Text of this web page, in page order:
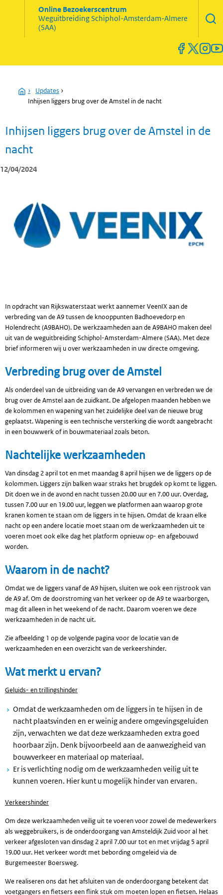
Online Bezoekerscentrum
WeguitbreidingSchiphol-Amsterdam-Almere
(SAA)
Home
› Updates ›
Inhijsen liggers brug over de Amstel in de nacht
Inhijsen liggers brug over de Amstel in de
nacht
12/04/2024
In opdracht van Rijkswaterstaat werkt aannemer VeenIX aan de
verbreding van de A9 tussen de knooppunten Badhoevedorp en
Holendrecht (A9BAHO). De werkzaamheden aan de A9BAHO maken deel
uit van de weguitbreiding Schiphol-Amsterdam-Almere (SAA). Met deze
brief informeren wij u over werkzaamheden in uw directe omgeving.
Verbreding brug over de Amstel
Als onderdeel van de uitbreiding van de A9 vervangen en verbreden we de
brug over de Amstel aan de zuidkant. De afgelopen maanden hebben we
de kolommen en wapening van het zuidelijke deel van de nieuwe brug
geplaatst. Wapening is een technische versterking die wordt aangebracht
in een bouwwerk of in bouwmateriaal zoals beton.
Nachtelijke werkzaamheden
Van dinsdag 2 april tot en met maandag 8 april hijsen we de liggers op de
kolommen. Liggers zijn balken waar straks het brugdek op komt te liggen.
Dit doen we in de avond en nacht tussen 20.00 uur en 7.00 uur. Overdag,
tussen 7.00 uur en 19.00 uur, leggen we platformen aan waarop grote
kranen komen te staan om de liggers in te hijsen. Omdat de kraan elke
nacht op een andere locatie moet staan om de werkzaamheden uit te
voeren moet ook elke dag het platform opnieuw op- en afgebouwd
worden.
Waarom in de nacht?
Omdat we de liggers vanaf de A9 hijsen, sluiten we ook een rijstrook van
de A9 af. Om de doorstroming van het verkeer op de A9 te waarborgen,
mag dit alleen in het weekend of de nacht. Daarom voeren we deze
werkzaamheden in de nacht uit.
Zie afbeelding 1 op de volgende pagina voor de locatie van de
werkzaamheden en een overzicht van de verkeershinder.
Wat merkt u ervan?
Geluids- en trillingshinder
Omdat de werkzaamheden om de liggers in te hijsen in de
nacht plaatsvinden en er weinig andere omgevingsgeluiden
zijn, verwachten we dat deze werkzaamheden extra goed
hoorbaar zijn. Denk bijvoorbeeld aan de aanwezigheid van
bouwverkeer en materiaal op materiaal.
Er is verlichting nodig om de werkzaamheden veilig uit te
kunnen voeren. Hier kunt u mogelijk hinder van ervaren.
Verkeershinder
Om deze werkzaamheden veilig uit te voeren voor zowel de medewerkers
als weggebruikers, is de onderdoorgang van Amsteldijk Zuid voor al het
verkeer afgesloten van dinsdag 2 april 7.00 uur tot en met vrijdag 5 april
19.00 uur. Het verkeer wordt met bebording omgeleid via de
Burgemeester Boersweg.
We realiseren ons dat het afsluiten van de onderdoorgang betekent dat
voetgangers en fietsers een flink stuk om moeten lopen en fietsen. Helaas